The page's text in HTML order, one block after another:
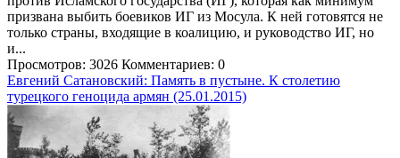
призвана выбить боевиков ИГ из Мосула. К ней готовятся не
только страны, входящие в коалицию, и руководство ИГ, но
и...
Просмотров: 3026 Комментариев: 0
Евгений Сатановский: Память в пустыне. К столетию
турецкого геноцида армян (25.01.2015)